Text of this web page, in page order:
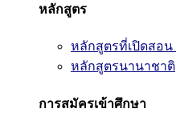
หลักสูตร
หลักสูตรที่เปิดสอน
หลักสูตรนานาชาติ
การสมัครเข้าศึกษา